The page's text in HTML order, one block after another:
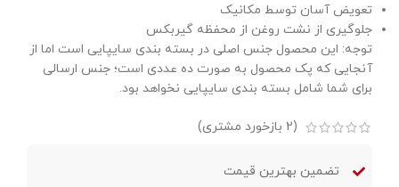
تعویض آسان توسط مکانیک
جلوگیری از نشت روغن از محفظه گیربکس
توجه: این محصول جنس اصلی در بسته بندی سایپایی است اما از
آنجایی که پک محصول به صورت ده عددی است؛ جنس ارسالی
برای شما شامل بسته بندی سایپایی نخواهد بود.
(
2 بازخورد مشتری)
تضمین بهترین قیمت